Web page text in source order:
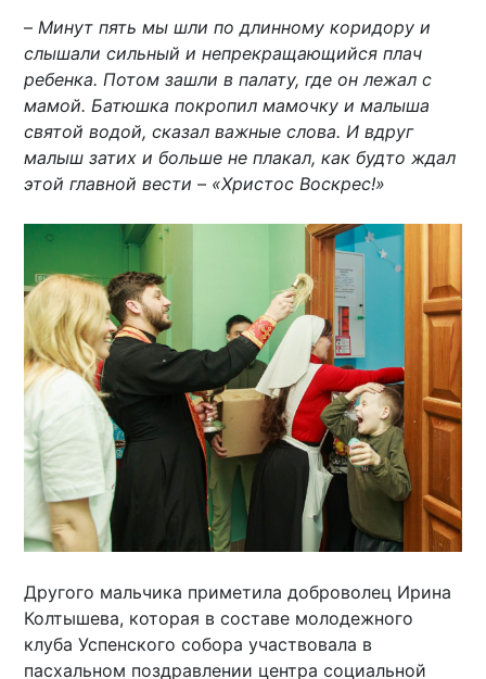
– Минут пять мы шли по длинному коридору и
слышали сильный и непрекращающийся плач
ребенка. Потом зашли в палату, где он лежал с
мамой. Батюшка покропил мамочку и малыша
святой водой, сказал важные слова. И вдруг
малыш затих и больше не плакал, как будто ждал
этой главной вести – «Христос Воскрес!»
Другого мальчика приметила доброволец Ирина
Колтышева, которая в составе молодежного
клуба Успенского собора участвовала в
пасхальном поздравлении центра социальной